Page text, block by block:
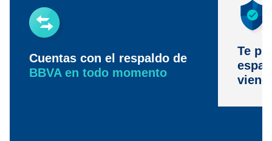
Cuentas con el respaldo de
BBVA en todo momento
Te